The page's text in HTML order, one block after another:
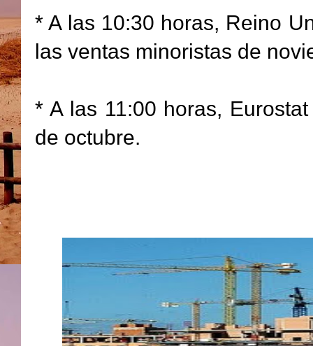
* A las 10:30 horas, Reino
las ventas minoristas de
* A las 11:00 horas,
de octubre.